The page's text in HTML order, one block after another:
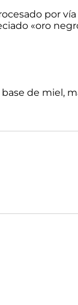
por
«oro
de miel,